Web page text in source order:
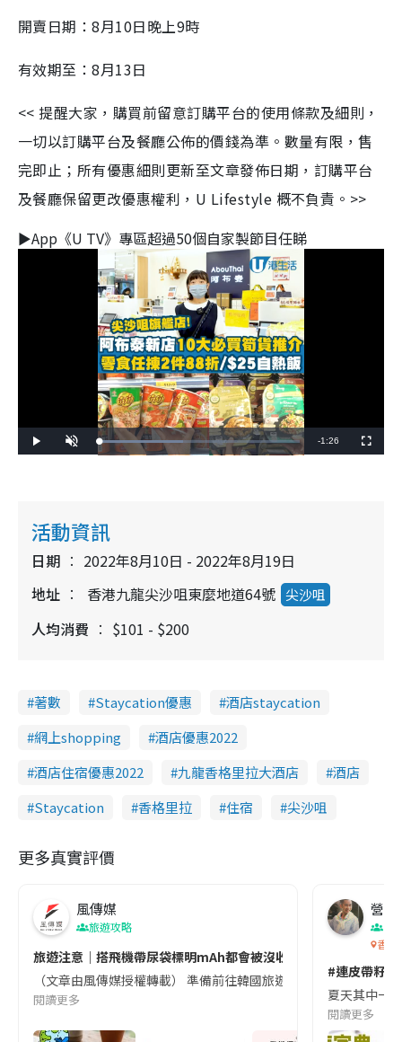
開賣日期：8月10日晚上9時
有效期至：8月13日
<< 提醒大家，購買前留意訂購平台的使用條款及細則，
一切以訂購平台及餐廳公佈的價錢為準。數量有限，售
完即止；所有優惠細則更新至文章發佈日期，訂購平台
及餐廳保留更改優惠權利，U Lifestyle 概不負責。>>
►App《U TV》專區超過50個自家製節目任睇
Play Unmute Loaded:
41.90%
Remaining
-1:26 Fullscreen
活動資訊
日期
2022年8月10日 - 2022年8月19日
地址
香港九龍尖沙咀東麼地道64號 尖沙咀
人均消費 $101 - $200
著數 Staycation優惠
酒店staycation
網上shopping
酒店優惠2022
酒店住宿優惠2022
九龍香格里拉大酒店
酒店
Staycation
香格里拉 住宿 尖沙咀
更多真實評價
風傳媒
旅遊攻略
旅遊注意｜搭飛機帶尿袋標明mAh都會被沒收😱出發前切記檢查
（文章由風傳媒授權轉載） 準備前往韓國旅遊的民眾，近期要
閱讀更多
營養
香港
#連皮帶籽
夏天其中一
閱讀更多